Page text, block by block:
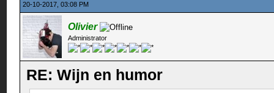
20-10-2017, 03:08 PM
Olivier
Administrator
RE: Wijn en humor